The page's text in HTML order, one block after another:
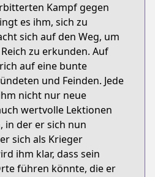
Kampf gegen
es ihm, sich zu
sich auf den Weg, um
zu erkunden. Auf
auf eine bunte
und Feinden. Jede
nicht nur neue
wertvolle Lektionen
in der er sich nun
sich als Krieger
ihm klar, dass sein
führen könnte, die er